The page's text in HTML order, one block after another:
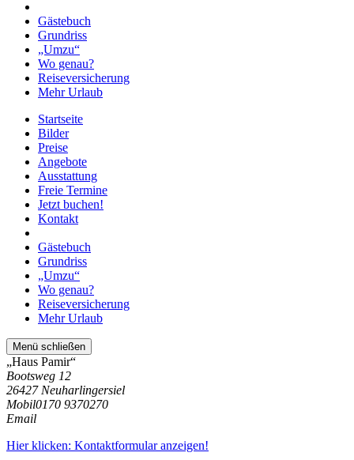
Gästebuch
Grundriss
„Umzu“
Wo genau?
Reiseversicherung
Mehr Urlaub
Startseite
Bilder
Preise
Angebote
Ausstattung
Freie Termine
Jetzt buchen!
Kontakt
Gästebuch
Grundriss
„Umzu“
Wo genau?
Reiseversicherung
Mehr Urlaub
Menü schließen
„Haus Pamir“
Bootsweg 12
26427 Neuharlingersiel
Mobil0170 9370270
Email
Hier klicken: Kontaktformular anzeigen!